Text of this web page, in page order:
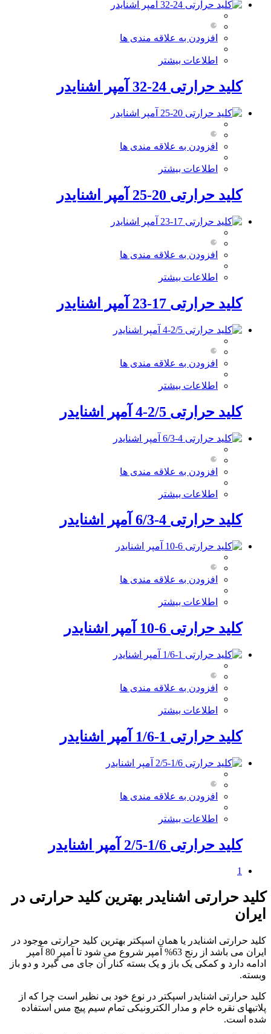
افزودن به علاقه مندی ها
اطلاعات بیشتر
کلید حرارتی 24-32 آمپر اشنایدر
افزودن به علاقه مندی ها
اطلاعات بیشتر
کلید حرارتی 20-25 آمپر اشنایدر
افزودن به علاقه مندی ها
اطلاعات بیشتر
کلید حرارتی 17-23 آمپر اشنایدر
افزودن به علاقه مندی ها
اطلاعات بیشتر
کلید حرارتی 2/5-4 آمپر اشنایدر
افزودن به علاقه مندی ها
اطلاعات بیشتر
کلید حرارتی 4-6/3 آمپر اشنایدر
افزودن به علاقه مندی ها
اطلاعات بیشتر
کلید حرارتی 6-10 آمپر اشنایدر
افزودن به علاقه مندی ها
اطلاعات بیشتر
کلید حرارتی 1-1/6 آمپر اشنایدر
افزودن به علاقه مندی ها
اطلاعات بیشتر
کلید حرارتی 1/6-2/5 آمپر اشنایدر
1
کلید حرارتی اشنایدر بهترین کلید حرارتی در
ایران
کلید حرارتی اشنایدر یا همان اسپکتر بهترین کلید حرارتی موجود در
ایران می باشد از رنج 63% آمپر شروع می شود تا آمپر 80 آمپر
ادامه دارد و کمکی یک باز و یک بسته کنار آن جای می گیرد و دو باز
وبسته.
کلید حرارتی اشنایدر اسپکتر در نوع خود بی نظیر است چرا که از
پلاتیهای نقره خام و مدار الکترونیکی تمام سیم پیچ مس استفاده
شده است.